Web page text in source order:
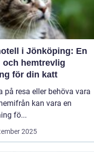
i Jönköping: En
och hemtrevlig
för din katt
på resa eller behöva vara
kan vara en
fö...
2025